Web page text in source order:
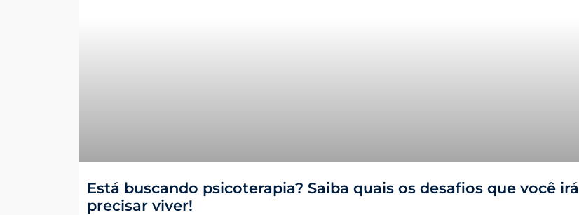
Está buscando psicoterapia? Saiba quais os desafios que você irá
precisar viver!